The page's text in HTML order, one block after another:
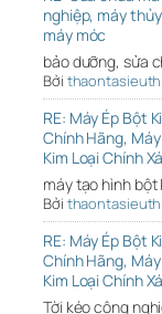
nghiệp, máy
máy móc
bảo dưỡng, sửa
Bởi thaontasieuthi
RE: Máy Ép Bột
Chính Hãng,
Kim Loại Chính
máy tạo hình bột
Bởi thaontasieuthi
RE: Máy Ép Bột
Chính Hãng,
Kim Loại Chính
Tời kéo công